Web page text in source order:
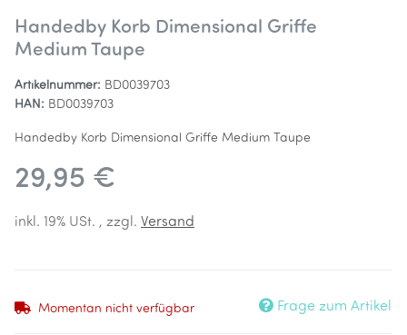
Handedby Korb Dimensional Griffe
Medium Taupe
Artikelnummer: BD0039703
HAN: BD0039703
Handedby Korb Dimensional Griffe Medium Taupe
29,95 €
inkl. 19% USt. , zzgl. Versand
Momentan nicht verfügbar Frage zum Artikel